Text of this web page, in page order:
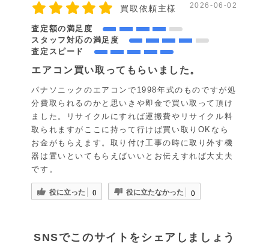
買取依頼主様 2026-06-02
査定額の満足度
スタッフ対応の満足度
査定スピード
エアコン買い取ってもらいました。
パナソニックのエアコンで1998年式のものですが処
分費取られるのかと思いきや即金で買い取って頂け
ました。リサイクルにすれば運搬費やリサイクル料
取られますがここに持って行けば買い取りOKなら
お金がもらえます。取り付け工事の時に取り外す機
器は置いといてもらえばいいとお伝えすれば大丈夫
です。
役に立った 0 役に立たなかった 0
SNSでこのサイトをシェアしましょう